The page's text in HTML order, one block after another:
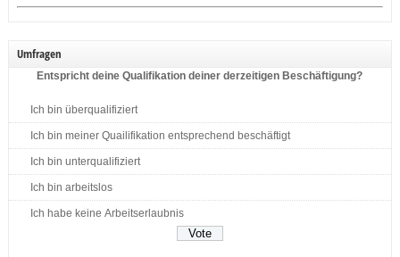
Umfragen
Entspricht deine Qualifikation deiner derzeitigen Beschäftigung?
Ich bin überqualifiziert
Ich bin meiner Quailifikation entsprechend beschäftigt
Ich bin unterqualifiziert
Ich bin arbeitslos
Ich habe keine Arbeitserlaubnis